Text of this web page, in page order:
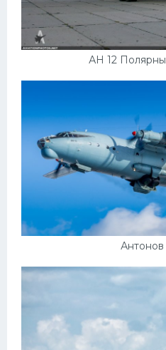
АН 12